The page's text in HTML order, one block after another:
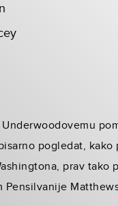
pogledat,
prav tako